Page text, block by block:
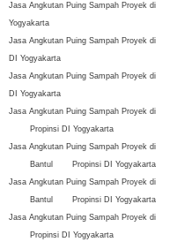
Jasa Angkutan Puing Sampah Proyek di
Yogyakarta
Jasa Angkutan Puing Sampah Proyek di
DI Yogyakarta
Jasa Angkutan Puing Sampah Proyek di
DI Yogyakarta
Jasa Angkutan Puing Sampah Proyek di
Propinsi DI Yogyakarta
Jasa Angkutan Puing Sampah Proyek di
Bantul
Propinsi DI Yogyakarta
Jasa Angkutan Puing Sampah Proyek di
Bantul
Propinsi DI Yogyakarta
Jasa Angkutan Puing Sampah Proyek di
Propinsi DI Yogyakarta